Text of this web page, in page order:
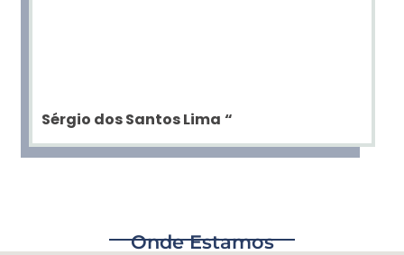
Sérgio dos Santos Lima “
Onde Estamos